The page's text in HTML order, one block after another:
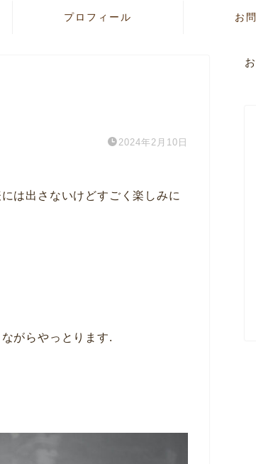
プロフィール お
2024年2月10日
は出さないけどすごく楽しみに
がらやっとります.